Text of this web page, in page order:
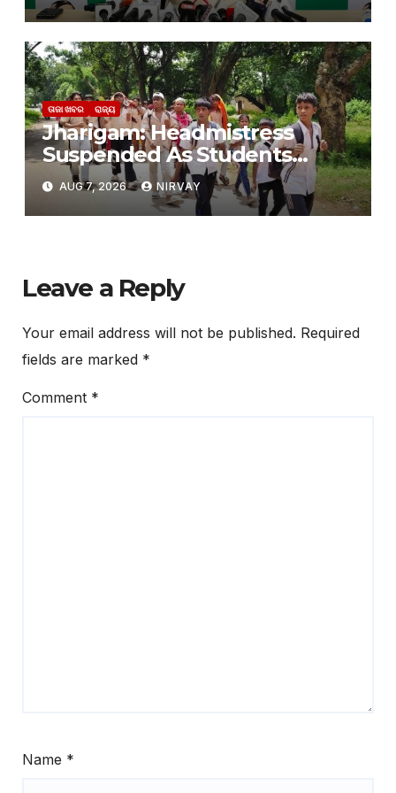
ପ୍ରତିଶ୍ରୁତି ଆସୁଛି, ନିବେଶ ହେଉନାହିଁ:
ବିଜେଡି
ତାଜା ଖବର ରାଜ୍ୟ
Jharigam: Headmistress
Suspended As Students
Leave Hostel Citing Poor
Facilities
AUG 7, 2026 NIRVAY
Leave a Reply
Your email address will not be published. Required
fields are marked *
Comment *
Name *